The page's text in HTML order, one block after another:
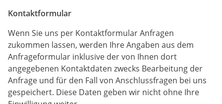
Kontaktformular
Wenn Sie uns per Kontaktformular Anfragen
zukommen lassen, werden Ihre Angaben aus dem
Anfrageformular inklusive der von Ihnen dort
angegebenen Kontaktdaten zwecks Bearbeitung der
Anfrage und für den Fall von Anschlussfragen bei uns
gespeichert. Diese Daten geben wir nicht ohne Ihre